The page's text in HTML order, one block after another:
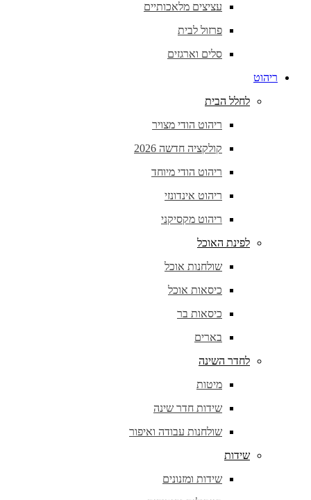
עציצים מלאכותיים
פרזול לבית
סלים וארגזים
ריהוט
לחלל הבית
ריהוט הודי מצויר
קולקציה חדשה 2026
ריהוט הודי מיוחד
ריהוט אינדונזי
ריהוט מקסיקני
לפינת האוכל
שולחנות אוכל
כיסאות אוכל
כיסאות בר
בארים
לחדר השינה
מיטות
שידות חדר שינה
שולחנות עבודה ואיפור
שידות
שידות ומזנונים